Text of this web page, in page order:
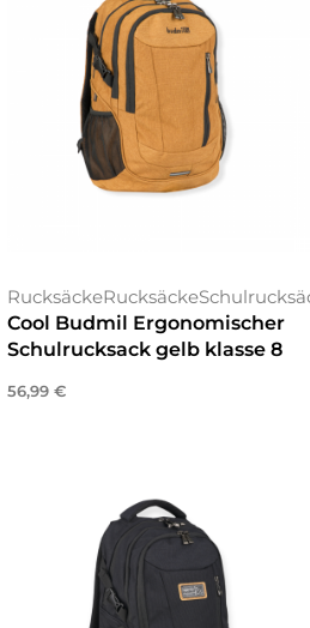
RucksäckeRucksäcke
Cool Budmil Ergonomischer
Schulrucksack gelb klasse 8
56,99 €